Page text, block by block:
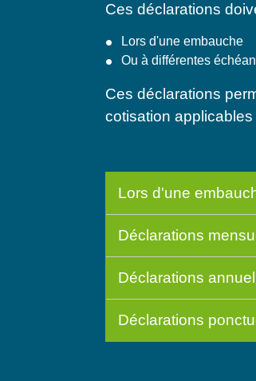
Ces déclarations
Lors d'une embauche
Ou à différentes
Ces déclarations
cotisation
Lors d'une
Déclarations
Déclarations
Déclarations